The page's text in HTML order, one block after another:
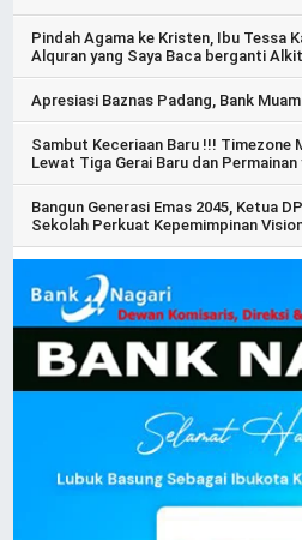
Pindah Agama ke Kristen, Ibu Tessa
Alquran yang Saya Baca berganti
Apresiasi Baznas Padang, Bank
Sambut Keceriaan Baru !!! Timezone
Lewat Tiga Gerai Baru dan Permainan
Bangun Generasi Emas 2045, Ketua
Sekolah Perkuat Kepemimpinan